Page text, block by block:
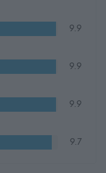
9.9
9.9
9.9
9.7